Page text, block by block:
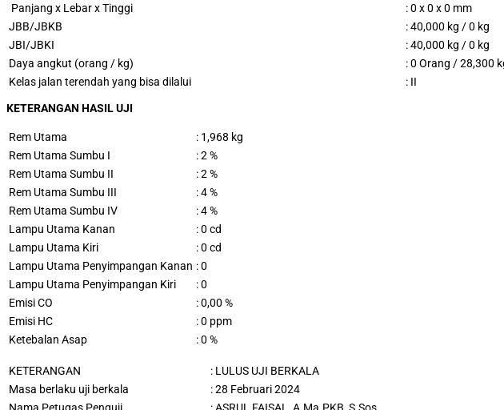
Panjang x Lebar x Tinggi
: 0 x 0 x 0 mm
JBB/JBKB
: 40,000 kg / 0 kg
JBI/JBKI
: 40,000 kg / 0 kg
Daya angkut (orang / kg)
: 0 Orang / 28,300
Kelas jalan terendah yang bisa dilalui
: II
KETERANGAN HASIL UJI
Rem Utama
: 1,968 kg
Rem Utama Sumbu I
: 2 %
Rem Utama Sumbu II
: 2 %
Rem Utama Sumbu III
: 4 %
Rem Utama Sumbu IV
: 4 %
Lampu Utama Kanan
: 0 cd
Lampu Utama Kiri
: 0 cd
Lampu Utama Penyimpangan Kanan : 0
Lampu Utama Penyimpangan Kiri
: 0
Emisi CO
: 0,00 %
Emisi HC
: 0 ppm
Ketebalan Asap
: 0 %
KETERANGAN : LULUS UJI BERKALA
Masa berlaku uji berkala
: 28 Februari 2024